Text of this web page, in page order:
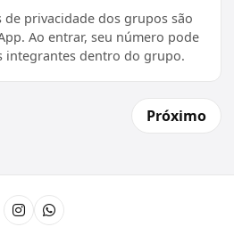
de privacidade dos grupos são
Ao entrar, seu número pode
integrantes dentro do grupo.
Próximo
InstagramCanal do WhatsApp